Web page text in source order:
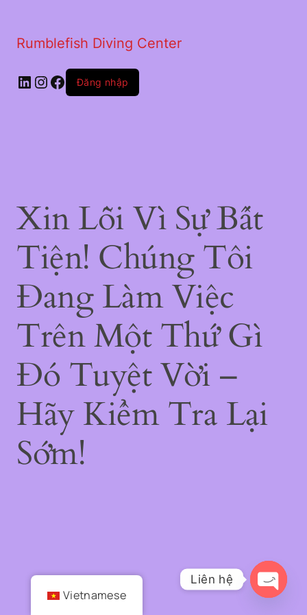
Rumblefish Diving Center
LinkedIn
Instagram
Facebook
Đăng nhập
Xin Lỗi Vì Sự Bất
Tiện! Chúng Tôi
Đang Làm Việc
Trên Một Thứ Gì
Đó Tuyệt Vời –
Hãy Kiểm Tra Lại
Sớm!
Vietnamese
Liên hệ